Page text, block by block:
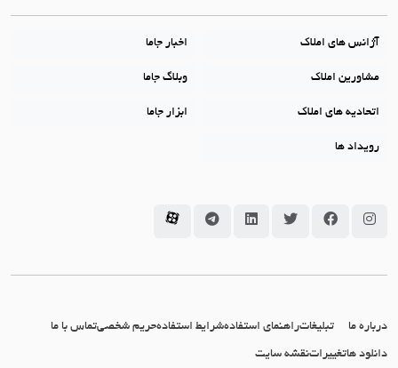
آژانس های املاک اخبار جاما
مشاورین املاک وبلاگ جاما
اتحادیه های املاک ابزار جاما
رویداد ها
سامانه جاما در اینستاگرام
سامانه جاما در فیسبوک
سامانه جاما در توئیتر
سامانه جاما در لینکداین
سامانه جاما در تلگرام
سامانه جاما در آپارات
درباره ما تبلیغاتراهنمای استفادهشرایط استفادهحریم شخصیتماس با ما
دانلود هاتغییراتنقشه سایت